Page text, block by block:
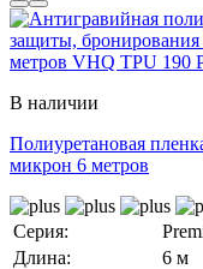
В наличии
Полиуретановая
микрон 6 метров
Серия:
Длина:
6 м